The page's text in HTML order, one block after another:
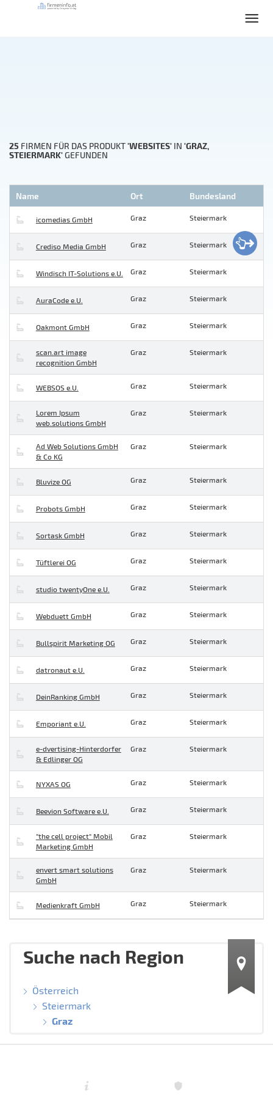
25 FIRMEN FÜR DAS PRODUKT'WEBSITES' IN 'GRAZ,
STEIERMARK'GEFUNDEN
Name Ort Bundesland
icomedias GmbH Graz Steiermark
Crediso Media GmbH Graz Steiermark
Windisch IT-Solutions e.U. Graz Steiermark
AuraCode e.U. Graz Steiermark
Oakmont GmbH Graz Steiermark
scan.art image
recognition GmbH
Graz Steiermark
WEBSOS e.U. Graz Steiermark
Lorem Ipsum
web.solutions GmbH
Graz Steiermark
Ad Web Solutions GmbH
& Co KG
Graz Steiermark
Bluvize OG Graz Steiermark
Probots GmbH Graz Steiermark
Sortask GmbH Graz Steiermark
Tüftlerei OG Graz Steiermark
studio twentyOne e.U. Graz Steiermark
Webduett GmbH Graz Steiermark
Bullspirit Marketing OG Graz Steiermark
datronaut e.U. Graz Steiermark
DeinRanking GmbH Graz Steiermark
Emporiant e.U. Graz Steiermark
e-dvertising-Hinterdorfer
& Edlinger OG
Graz Steiermark
NYXAS OG Graz Steiermark
Beevion Software e.U. Graz Steiermark
"the cell project" Mobil
Marketing GmbH
Graz Steiermark
envert smart solutions
GmbH
Graz Steiermark
Medienkraft GmbH Graz Steiermark
Suche nach Region
Österreich
Steiermark
Graz